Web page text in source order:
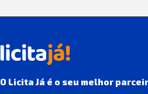
O Licita Já é o seu melhor